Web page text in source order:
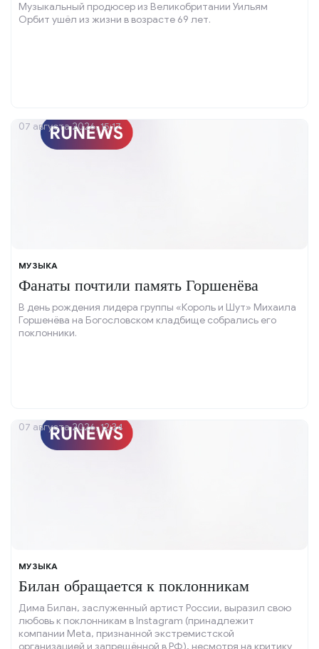
Музыкальный продюсер из Великобритании Уильям
Орбит ушёл из жизни в возрасте 69 лет.
МУЗЫКА
Фанаты почтили память Горшенёва
В день рождения лидера группы «Король и Шут» Михаила
Горшенёва на Богословском кладбище собрались его
поклонники.
07 августа 2026, 15:17
МУЗЫКА
Билан обращается к поклонникам
Дима Билан, заслуженный артист России, выразил свою
любовь к поклонникам в Instagram (принадлежит
компании Meta, признанной экстремистской
организацией и запрещённой в РФ), несмотря на критику
07 августа 2026, 12:34